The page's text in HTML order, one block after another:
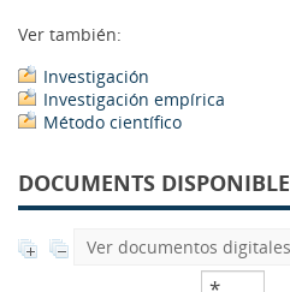
Ver también:
Investigación
Investigación empírica
Método científico
DOCUMENTS
Ver documentos digitales